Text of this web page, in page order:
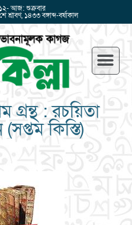
আজ: শুক্রবার
১৪৩৩ বঙ্গাব্দ-বর্ষাকাল
গ্রন্থ : রচয়িতা
কিস্তি)